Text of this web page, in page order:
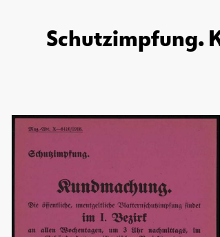
Schutzimpfung.